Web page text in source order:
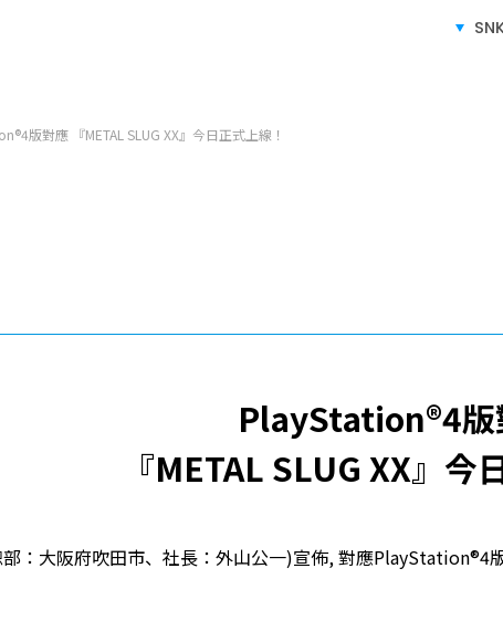
授權業務
版對應 『METAL SLUG XX』今日正式上線！
PlayStation®4版
『METAL SLUG XX』今
：大阪府吹田市、社長：外山公一)宣佈, 對應PlayStation®4版